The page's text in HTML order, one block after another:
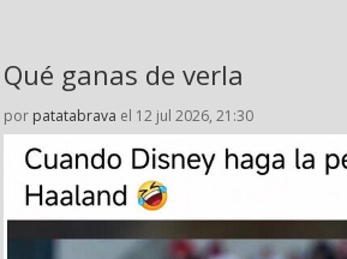
Qué ganas de verla
por patatabrava el 12 jul 2026, 21:30